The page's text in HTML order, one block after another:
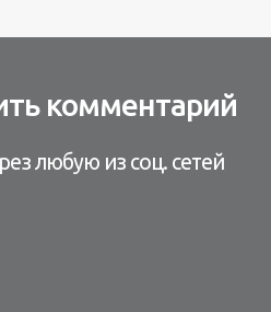
комментарий
любую из соц. сетей